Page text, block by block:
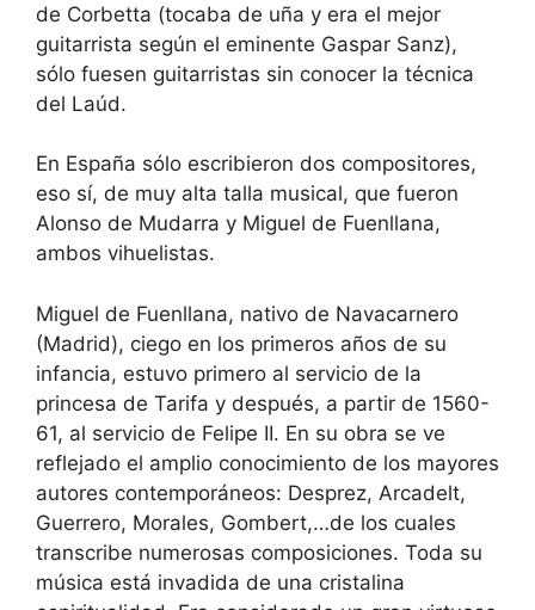
de Corbetta (tocaba de uña y era el mejor
guitarrista según el eminente Gaspar Sanz),
sólo fuesen guitarristas sin conocer la técnica
del Laúd.
En España sólo escribieron dos compositores,
eso sí, de muy alta talla musical, que fueron
Alonso de Mudarra y Miguel de Fuenllana,
ambos vihuelistas.
Miguel de Fuenllana, nativo de Navacarnero
(Madrid), ciego en los primeros años de su
infancia, estuvo primero al servicio de la
princesa de Tarifa y después, a partir de 1560-
61, al servicio de Felipe II. En su obra se ve
reflejado el amplio conocimiento de los mayores
autores contemporáneos: Desprez, Arcadelt,
Guerrero, Morales, Gombert,…de los cuales
transcribe numerosas composiciones. Toda su
música está invadida de una cristalina